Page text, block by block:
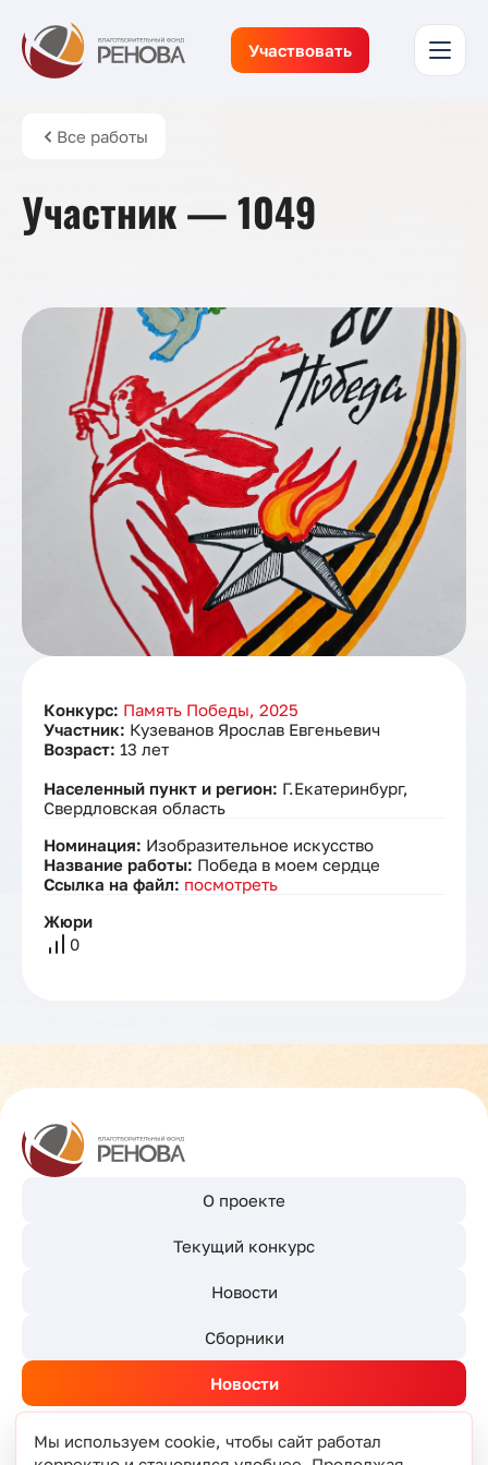
Участвовать
Все работы
Участник — 1049
Конкурс: Память Победы, 2025
Участник: Кузеванов Ярослав Евгеньевич
Возраст: 13 лет
Населенный пункт и регион: Г.Екатеринбург,
Свердловская область
Номинация: Изобразительное искусство
Название работы: Победа в моем сердце
Ссылка на файл: посмотреть
Жюри
0
О проекте
Текущий конкурс
Новости
Сборники
Новости
Мы используем cookie, чтобы сайт работал